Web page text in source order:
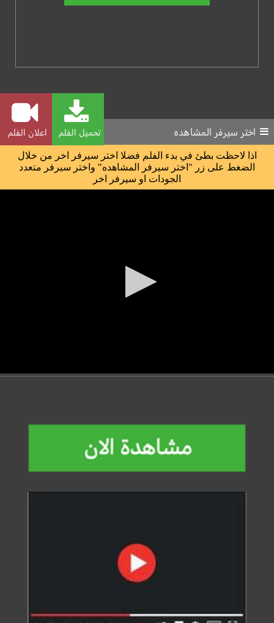
تحميل الفلم اعلان الفلم اختر سيرفر المشاهده
اذا لاحظت بطئ في بدء الفلم فضلا اختر سيرفر اخر من خلال
الضغط على زر "اختر سيرفر المشاهده" واختر سيرفر متعدد
الجودات او سيرفر اخر